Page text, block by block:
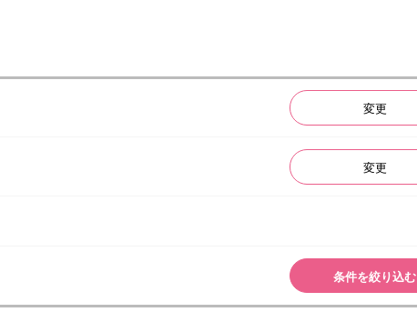
変更
変更
条件を絞り込む